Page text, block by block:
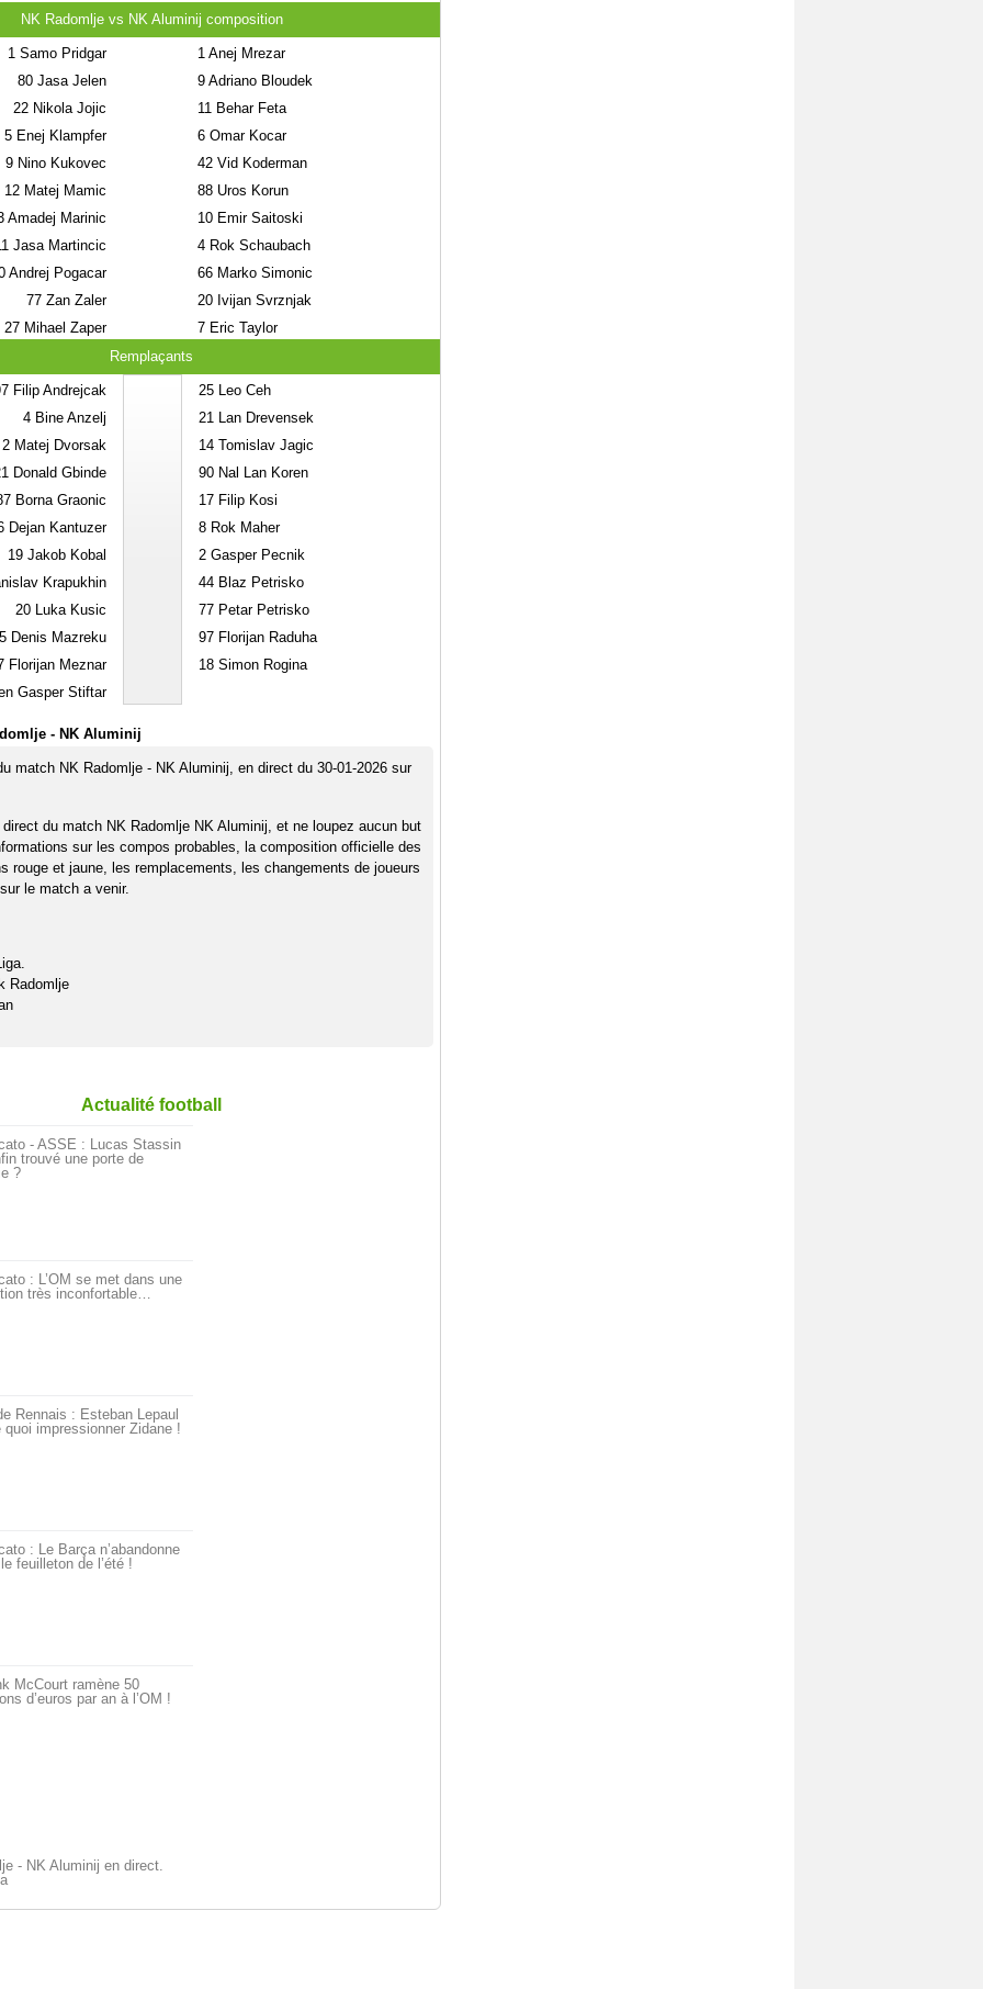
NK Radomlje vs NK Aluminij composition
1Samo Pridgar
80Jasa Jelen
22Nikola Jojic
5Enej Klampfer
9Nino Kukovec
12Matej Mamic
Amadej Marinic
Jasa Martincic
Andrej Pogacar
77Zan Zaler
27Mihael Zaper
1Anej Mrezar
9Adriano Bloudek
11Behar Feta
6Omar Kocar
42Vid Koderman
88Uros Korun
10Emir Saitoski
4Rok Schaubach
66Marko Simonic
20Ivijan Svrznjak
7Eric Taylor
Remplaçants
Filip Andrejcak
4Bine Anzelj
2Matej Dvorsak
Donald Gbinde
Borna Graonic
Dejan Kantuzer
19Jakob Kobal
Krapukhin
20Luka Kusic
Denis Mazreku
Florijan Meznar
Gasper Stiftar
25Leo Ceh
21Lan Drevensek
14Tomislav Jagic
90Nal Lan Koren
17Filip Kosi
8Rok Maher
2Gasper Pecnik
44Blaz Petrisko
77Petar Petrisko
97Florijan Raduha
18Simon Rogina
- NK Aluminij
match NK Radomlje - NK Aluminij, en direct du 30-01-2026 sur
du match NK Radomlje NK Aluminij, et ne loupez aucun but
sur les compos probables, la composition officielle des
rouge et jaune, les remplacements, les changements de joueurs
le match a venir.
Radomlje
Actualité football
- ASSE : Lucas Stassin
trouvé une porte de
?
: L’OM se met dans une
très inconfortable…
Rennais : Esteban Lepaul
quoi impressionner Zidane !
: Le Barça n’abandonne
feuilleton de l’été !
McCourt ramène 50
d’euros par an à l’OM !
- NK Aluminij en direct.